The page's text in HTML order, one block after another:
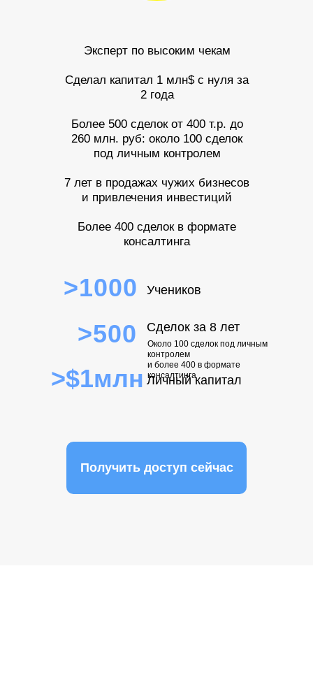
>1000 Учеников
>500 Сделок за 8 лет
Около 100 сделок под личным
контролем
и более 400 в формате
консалтинга
>$1млн Личный капитал
Получить доступ сейчас
Эксперт по высоким чекам
Сделал капитал 1 млн$ с нуля за
2 года
Более 500 сделок от 400 т.р. до
260 млн. руб: около 100 сделок
под личным контролем
7 лет в продажах чужих бизнесов
и привлечения инвестиций
Более 400 сделок в формате
консалтинга